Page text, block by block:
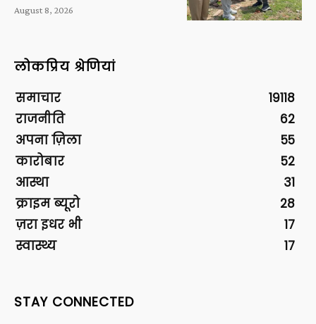
August 8, 2026
लोकप्रिय श्रेणियां
समाचार
19118
राजनीति
62
अपना ज़िला
55
कारोबार
52
आस्था
31
क्राइम ब्यूरो
28
ज़रा इधर भी
17
स्वास्थ्य
17
STAY CONNECTED